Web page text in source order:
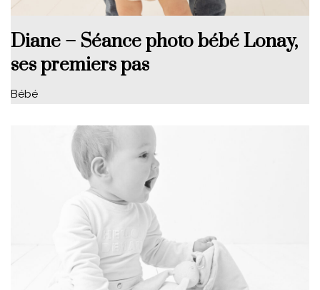
Diane – Séance photo bébé Lonay,
ses premiers pas
Bébé